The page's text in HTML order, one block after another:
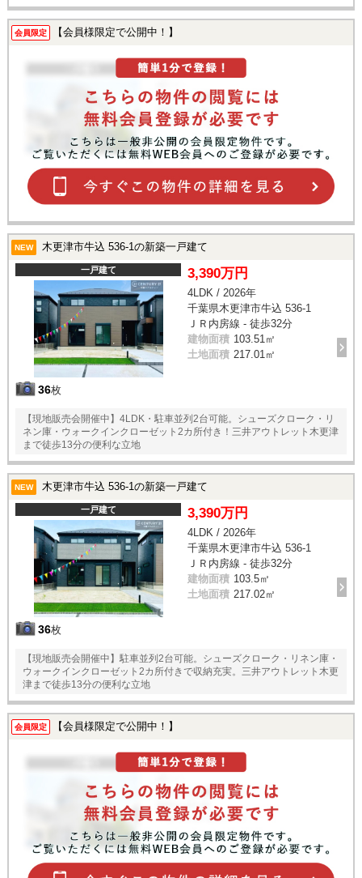
会員限定 【会員様限定で公開中！】
NEW 木更津市牛込 536-1の新築一戸建て
一戸建て
36枚
3,390万円
4LDK / 2026年
千葉県木更津市牛込 536-1
ＪＲ内房線 - 徒歩32分
建物面積 103.51㎡
土地面積 217.01㎡
【現地販売会開催中】4LDK・駐車並列2台可能。シューズクローク・リ
ネン庫・ウォークインクローゼット2カ所付き！三井アウトレット木更津
まで徒歩13分の便利な立地
NEW 木更津市牛込 536-1の新築一戸建て
一戸建て
36枚
3,390万円
4LDK / 2026年
千葉県木更津市牛込 536-1
ＪＲ内房線 - 徒歩32分
建物面積 103.5㎡
土地面積 217.02㎡
【現地販売会開催中】駐車並列2台可能。シューズクローク・リネン庫・
ウォークインクローゼット2カ所付きで収納充実。三井アウトレット木更
津まで徒歩13分の便利な立地
会員限定 【会員様限定で公開中！】